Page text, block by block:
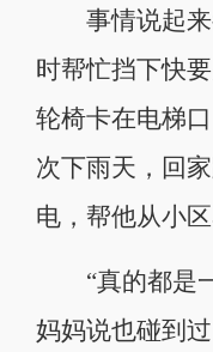
事情说起来
时帮忙挡下快
轮椅卡在电梯
次下雨天，回
电，帮他从小
“真的都是一
妈妈说也碰到